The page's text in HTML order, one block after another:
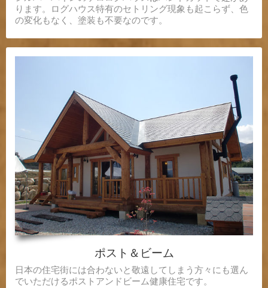
ります。ログハウス特有のセトリング現象も起こらず、色
の変化もなく、塗装も不要なのです。
ポスト＆ビーム
日本の住宅街には合わないと敬遠してしまう方々にも選ん
でいただけるポストアンドビーム健康住宅です。